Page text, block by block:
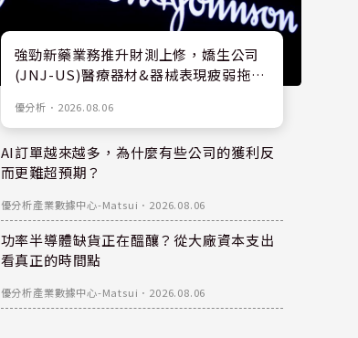
強勁新藥業務推升財測上修，嬌生公司
(JNJ-US)醫療器材&器械表現疲弱拖累
優分析 ． 2026.08.06
AI訂單越來越多，為什麼有些公司的獲利反
而更難超預期？
優分析產業數據中心-Matsui ． 2026.08.06
功率半導體缺貨正在醞釀？從大廠資本支出
看真正的時間點
優分析產業數據中心-Matsui ． 2026.08.06